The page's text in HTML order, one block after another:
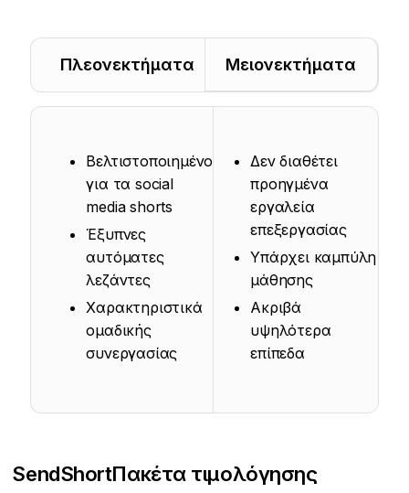
Πλεονεκτήματα Μειονεκτήματα
Βελτιστοποιημένο
για τα social
media shorts
Έξυπνες
αυτόματες
λεζάντες
Χαρακτηριστικά
ομαδικής
συνεργασίας
Δεν διαθέτει
προηγμένα
εργαλεία
επεξεργασίας
Υπάρχει καμπύλη
μάθησης
Ακριβά
υψηλότερα
επίπεδα
SendShortΠακέτα τιμολόγησης